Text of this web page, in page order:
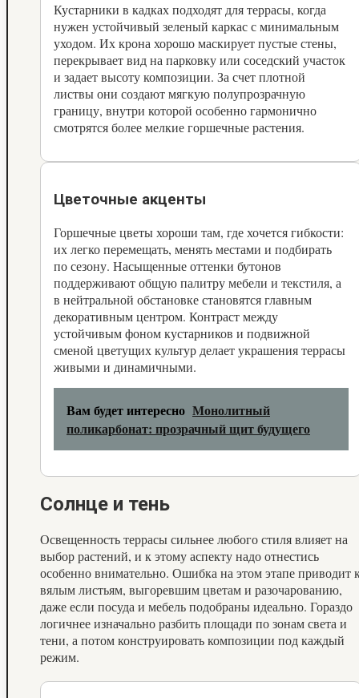
Кустарники в кадках подходят для террасы, когда
нужен устойчивый зеленый каркас с минимальным
уходом. Их крона хорошо маскирует пустые стены,
перекрывает вид на парковку или соседский участок
и задает высоту композиции. За счет плотной
листвы они создают мягкую полупрозрачную
границу, внутри которой особенно гармонично
смотрятся более мелкие горшечные растения.
Цветочные акценты
Горшечные цветы хороши там, где хочется гибкости:
их легко перемещать, менять местами и подбирать
по сезону. Насыщенные оттенки бутонов
поддерживают общую палитру мебели и текстиля, а
в нейтральной обстановке становятся главным
декоративным центром. Контраст между
устойчивым фоном кустарников и подвижной
сменой цветущих культур делает украшения террасы
живыми и динамичными.
Вам будет интересно Монолитный
поликарбонат: прозрачный щит будущего
Солнце и тень
Освещенность террасы сильнее любого стиля влияет на
выбор растений, и к этому аспекту надо отнестись
особенно внимательно. Ошибка на этом этапе приводит
вялым листьям, выгоревшим цветам и разочарованию,
даже если посуда и мебель подобраны идеально. Гораздо
логичнее изначально разбить площади по зонам света и
тени, а потом конструировать композиции под каждый
режим.